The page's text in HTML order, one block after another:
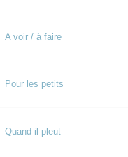
A voir / à faire
Pour les petits
Quand il pleut